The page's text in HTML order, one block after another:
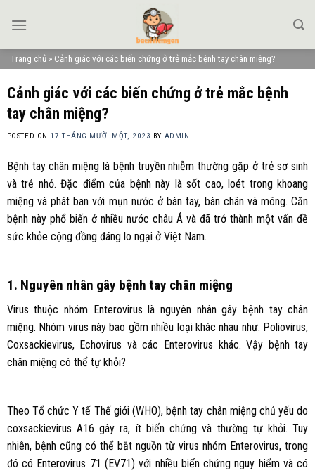
Trang chủ » Cảnh giác với các biến chứng ở trẻ mắc bệnh tay chân miệng?
Cảnh giác với các biến chứng ở trẻ mắc bệnh
tay chân miệng?
POSTED ON 17 THÁNG MƯỜI MỘT, 2023 BY ADMIN
Bệnh tay chân miệng là bệnh truyền nhiễm thường gặp ở trẻ sơ sinh
và trẻ nhỏ. Đặc điểm của bệnh này là sốt cao, loét trong khoang
miệng và phát ban với mụn nước ở bàn tay, bàn chân và mông. Căn
bệnh này phổ biến ở nhiều nước châu Á và đã trở thành một vấn đề
sức khỏe cộng đồng đáng lo ngại ở Việt Nam.
1. Nguyên nhân gây bệnh tay chân miệng
Virus thuộc nhóm Enterovirus là nguyên nhân gây bệnh tay chân
miệng. Nhóm virus này bao gồm nhiều loại khác nhau như: Poliovirus,
Coxsackievirus, Echovirus và các Enterovirus khác. Vậy bệnh tay
chân miệng có thể tự khỏi?
Theo Tổ chức Y tế Thế giới (WHO), bệnh tay chân miệng chủ yếu do
coxsackievirus A16 gây ra, ít biến chứng và thường tự khỏi. Tuy
nhiên, bệnh cũng có thể bắt nguồn từ virus nhóm Enterovirus, trong
đó có Enterovirus 71 (EV71) với nhiều biến chứng nguy hiểm và có